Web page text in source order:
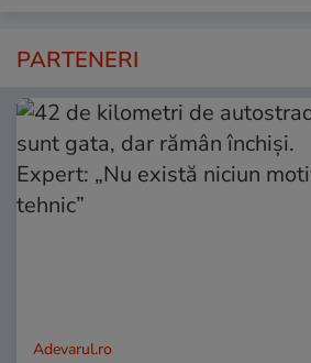
PARTENERI
Adevarul.ro